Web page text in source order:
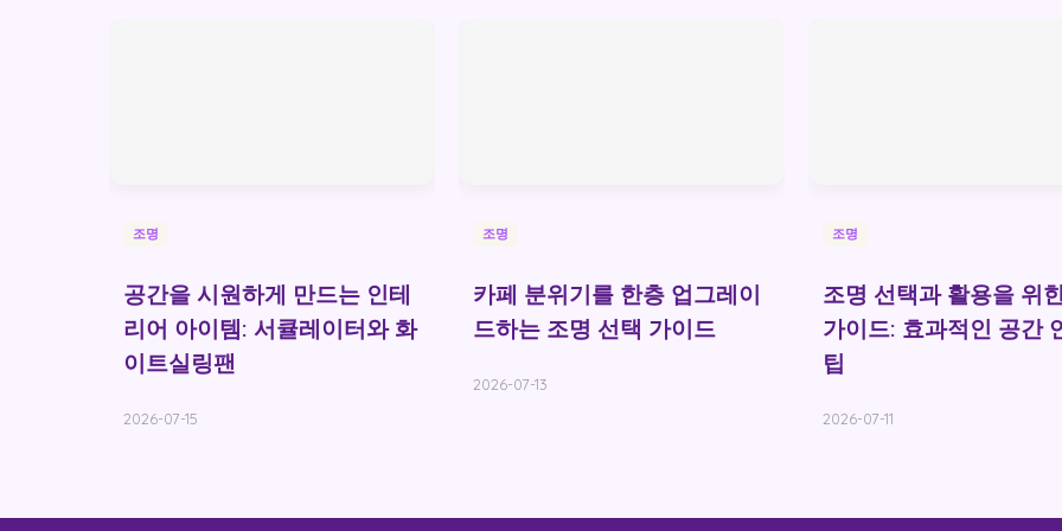
조명
공간을 시원하게 만드는 인테
리어 아이템: 서큘레이터와 화
이트실링팬
2026-07-15
조명
카페 분위기를 한층 업그레이
드하는 조명 선택 가이드
2026-07-13
조명
조명 선택과 활용을 위
가이드: 효과적인 공간
팁
2026-07-11